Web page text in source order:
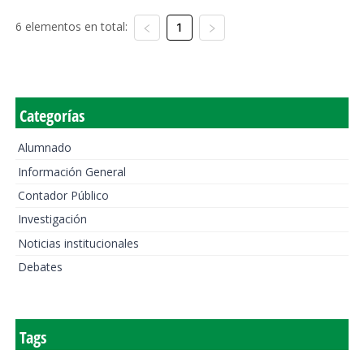
6 elementos en total: 1
Categorías
Alumnado
Información General
Contador Público
Investigación
Noticias institucionales
Debates
Tags